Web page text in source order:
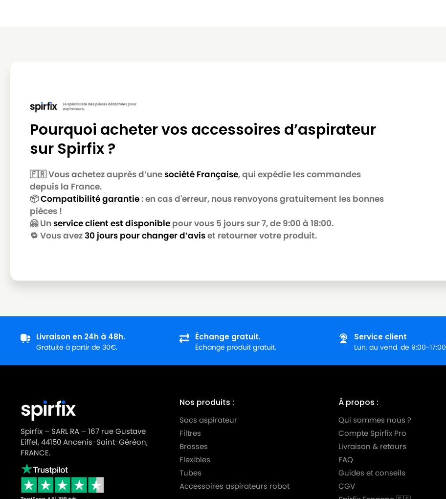
ROWENTA
ROWENTA POWER XXL PARQUET RO3126EA
ROWENTA
ROWENTA POWER XXL RO3125EA
ROWENTA
ROWENTA Power XXL
ROWENTA
ROWENTA R 6477 EA
ROWENTA
ROWENTA RO 6300 EA à RO 6499 EA
ROWENTA
ROWENTA RO 6432
ROWENTA
ROWENTA RO 6432 EA
ROWENTA
ROWENTA RO 6800 EA à RO 6900 EA
ROWENTA
ROWENTA RO 6811 EA
ROWENTA
ROWENTA
ROWENTA RO3955EA
ROWENTA
ROWENTA RO6381EA
ROWENTA
Pourquoi acheter vos accessoires d’aspirateur
sur Spirfix ?
🇫🇷 Vous achetez auprès d’unesociété Française, qui expédie les commandes
depuis la France.
📦Compatibilité garantie: en cas d'erreur, nous renvoyons gratuitement les bonnes
pièces !
🤗 Un service client est disponible pour vous 5 jours sur 7, de 9:00 à 18:00.
🔁 Vous avez30 jours pour changer d’aviset retourner votre produit.
Livraison en 24h à 48h.
Gratuite à partir de 30€.
Échange gratuit.
Échange produit gratuit.
Service client
Lun. au vend. de 9:00-17:00
Spirfix – SARL RA – 167 rue Gustave
Eiffel, 44150 Ancenis-Saint-Géréon,
FRANCE.
Nos produits :
Sacs aspirateur
Filtres
Brosses
Flexibles
Tubes
Accessoires aspirateurs robot
À propos :
Qui sommes nous ?
Compte Spirfix Pro
Livraison & retours
FAQ
Guides et conseils
CGV